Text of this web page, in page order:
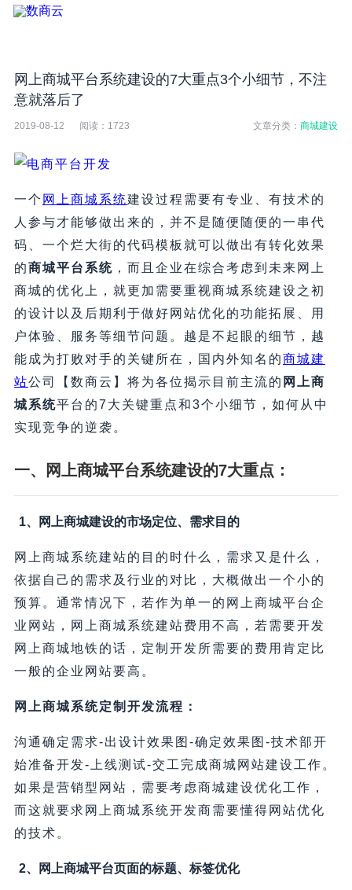
网上商城平台系统建设的7大重点3个小细节，不注
意就落后了
2019-08-12 阅读： 1723 文章分类：商城建设
一个 网上商城系统建设过程需要有专业、有技术的
人参与才能够做出来的，并不是随便随便的一串代
码、一个烂大街的代码模板就可以做出有转化效果
的商城平台系统 ，而且企业在综合考虑到未来网上
商城的优化上，就更加需要重视商城系统建设之初
的设计以及后期利于做好网站优化的功能拓展、用
户体验、服务等细节问题。越是不起眼的细节，越
能成为打败对手的关键所在，国内外知名的商城建
站公司【数商云】将为各位揭示目前主流的 网上商
城系统平台的7大关键重点和3个小细节，如何从中
实现竞争的逆袭。
一、网上商城平台系统建设的7大重点：
1、网上商城建设的市场定位、需求目的
网上商城系统建站的目的时什么，需求又是什么，
依据自己的需求及行业的对比，大概做出一个小的
预算。通常情况下，若作为单一的网上商城平台企
业网站，网上商城系统建站费用不高，若需要开发
网上商城地铁的话，定制开发所需要的费用肯定比
一般的企业网站要高。
网上商城系统定制开发流程：
沟通确定需求-出设计效果图-确定效果图-技术部开
始准备开发-上线测试-交工完成商城网站建设工作。
如果是营销型网站，需要考虑商城建设优化工作，
而这就要求网上商城系统开发商需要懂得网站优化
的技术。
2、网上商城平台页面的标题、标签优化